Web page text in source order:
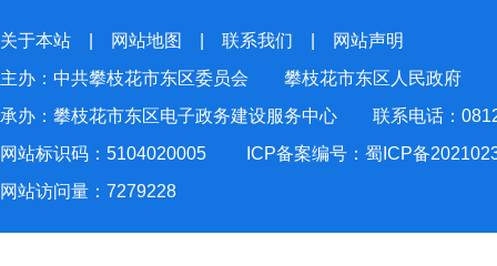
关于本站 网站地图 联系我们
网站声明
主办：中共攀枝花市东区委员会 攀枝花市东区人民政府
承办：攀枝花市东区电子政务建设服务中心 联系电话：
网站标识码：5104020005
ICP备案编号：蜀ICP备
网站访问量： 7279228